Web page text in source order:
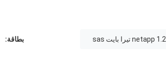
بطاقة: netapp 1.2 تيرا بايت sas